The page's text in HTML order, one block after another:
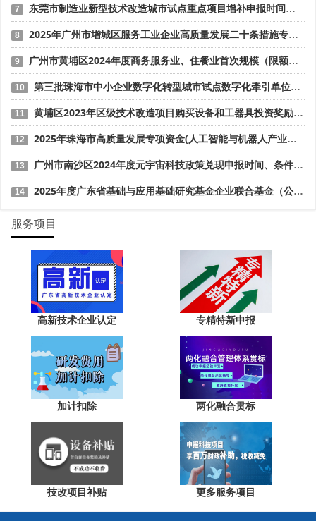
7 东莞市制造业新型技术改造城市试点重点项目增补申报时间、条件要求、补助奖励
8 2025年广州市增城区服务工业企业高质量发展二十条措施专项资金申报时间、条件要求、补助奖励
9 广州市黄埔区2024年度商务服务业、住餐业首次规模（限额）以下转规模（限额）以上奖励申报时间、条件要求、资助标准
10 第三批珠海市中小企业数字化转型城市试点数字化牵引单位遴选申报时间、条件要求
11 黄埔区2023年区级技术改造项目购买设备和工器具投资奖励 （第一批）申报时间、条件要求、资助标准
12 2025年珠海市高质量发展专项资金(人工智能与机器人产业发展用途)项目征集申报时间、条件要求、补助奖励
13 广州市南沙区2024年度元宇宙科技政策兑现申报时间、条件要求、补助奖励
14 2025年度广东省基础与应用基础研究基金企业联合基金（公共卫生与医药健康领域）项目申报时间、条件要求、资助奖励
服务项目
高新技术企业认定 专精特新申报
加计扣除 两化融合贯标
技改项目补贴 更多服务项目